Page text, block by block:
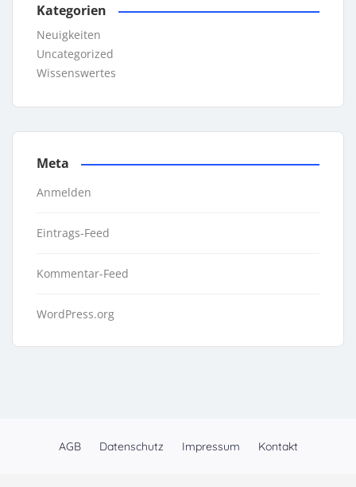
Kategorien
Neuigkeiten
Uncategorized
Wissenswertes
Meta
Anmelden
Eintrags-Feed
Kommentar-Feed
WordPress.org
AGB Datenschutz Impressum Kontakt